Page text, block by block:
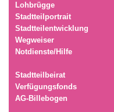
Lohbrügge
Stadtteilportrait
Stadtteilentwicklung
Wegweiser
Notdienste/Hilfe
Stadtteilbeirat
Verfügungsfonds
AG-Billebogen